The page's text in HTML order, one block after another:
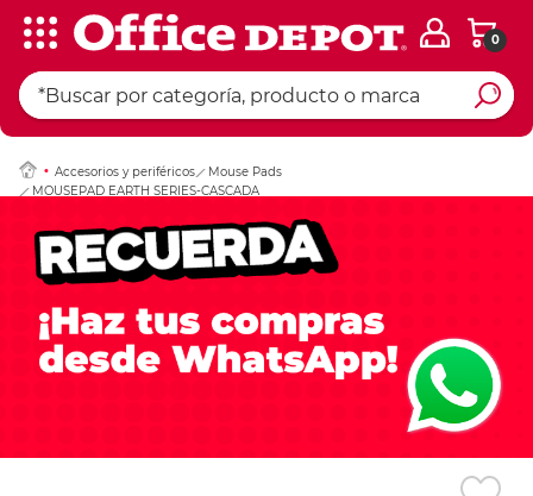
0
Accesorios y periféricos
Mouse Pads
MOUSEPAD EARTH SERIES-CASCADA
Ingresar Codigo